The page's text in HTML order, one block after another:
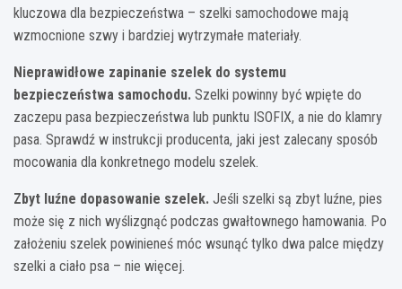
kluczowa dla bezpieczeństwa – szelki samochodowe mają
wzmocnione szwy i bardziej wytrzymałe materiały.
Nieprawidłowe zapinanie szelek do systemu
bezpieczeństwa samochodu. Szelki powinny być wpięte do
zaczepu pasa bezpieczeństwa lub punktu ISOFIX, a nie do klamry
pasa. Sprawdź w instrukcji producenta, jaki jest zalecany sposób
mocowania dla konkretnego modelu szelek.
Zbyt luźne dopasowanie szelek. Jeśli szelki są zbyt luźne, pies
może się z nich wyślizgnąć podczas gwałtownego hamowania. Po
założeniu szelek powinieneś móc wsunąć tylko dwa palce między
szelki a ciało psa – nie więcej.